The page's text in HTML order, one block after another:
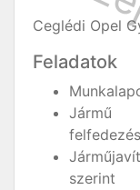
Ceglédi Opel
Feladatok
Jármű
szerint